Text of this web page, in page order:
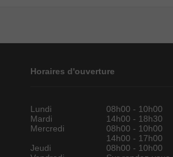
Horaires d'ouverture
Lundi
08h00 - 10h00
Mardi
14h00 - 18h30
Mercredi
08h00 - 10h00
14h00 - 17h00
Jeudi
08h00 - 10h00